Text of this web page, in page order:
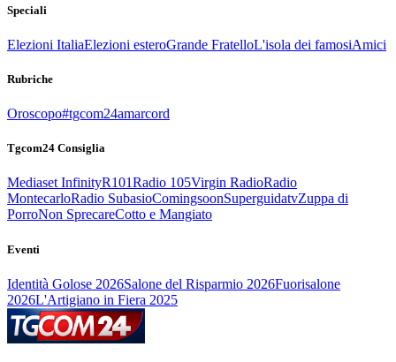
Speciali
Elezioni ItaliaElezioni esteroGrande FratelloL'isola dei famosiAmici
Rubriche
Oroscopo#tgcom24amarcord
Tgcom24 Consiglia
Mediaset InfinityR101Radio 105Virgin RadioRadio
MontecarloRadio SubasioComingsoonSuperguidatvZuppa di
PorroNon SprecareCotto e Mangiato
Eventi
Identità Golose 2026Salone del Risparmio 2026Fuorisalone
2026L'Artigiano in Fiera 2025